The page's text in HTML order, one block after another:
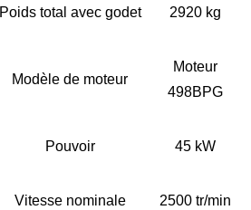
Poids total avec godet 2920 kg
Modèle de moteur
Moteur
498BPG
Pouvoir 45 kW
Vitesse nominale 2500 tr/min